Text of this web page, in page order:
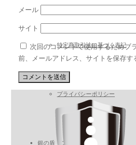
特定商取引法に基づく表記
プライバシーポリシー
銀の盾・プロ施工
メール
サイト
次回のコメントで使用するためブ
前、メールアドレス、サイトを保存す